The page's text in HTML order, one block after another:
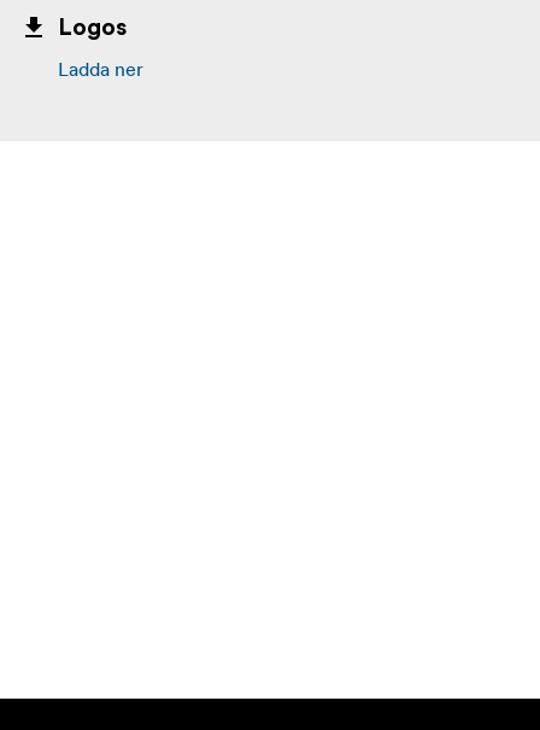
Logos
Ladda ner